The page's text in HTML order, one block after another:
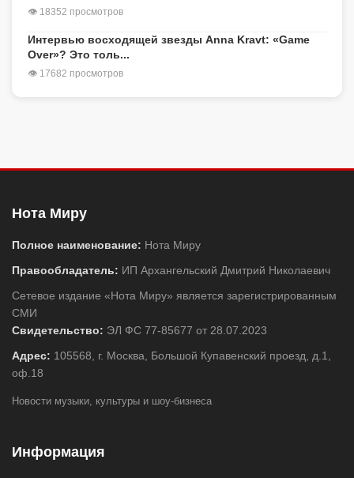
👁 18352 просмотров
Интервью восходящей звезды Anna Kravt: «Game
Over»? Это толь...
👁 17682 просмотров
Нота Миру
Полное наименование: Нота Миру
Правообладатель: ИП Архангельский Дмитрий Николаевич
Сетевое издание «Нота Миру» является зарегистрированным
СМИ
Свидетельство: ЭЛ ФС 77-85677 от 28.07.2023
Адрес: 105568, г. Москва, Большой Купавенский проезд, д.1,
оф.18
Новости музыки, культуры и шоу-бизнеса
Информация